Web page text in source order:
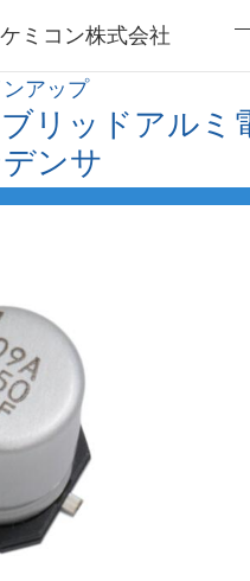
ミコン株式会社
アップ
リッドアルミ
ンサ